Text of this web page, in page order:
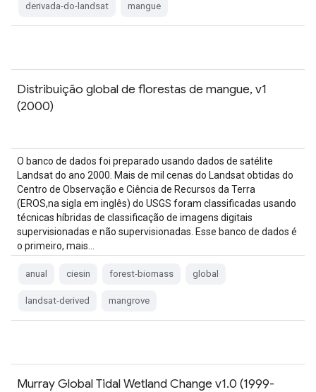
derivada-do-landsat mangue
Distribuição global de florestas de mangue, v1
(2000)
O banco de dados foi preparado usando dados de satélite
Landsat do ano 2000. Mais de mil cenas do Landsat obtidas do
Centro de Observação e Ciência de Recursos da Terra
(EROS,na sigla em inglês) do USGS foram classificadas usando
técnicas híbridas de classificação de imagens digitais
supervisionadas e não supervisionadas. Esse banco de dados é
o primeiro, mais…
anual ciesin forest-biomass global
landsat-derived mangrove
Murray Global Tidal Wetland Change v1.0 (1999-